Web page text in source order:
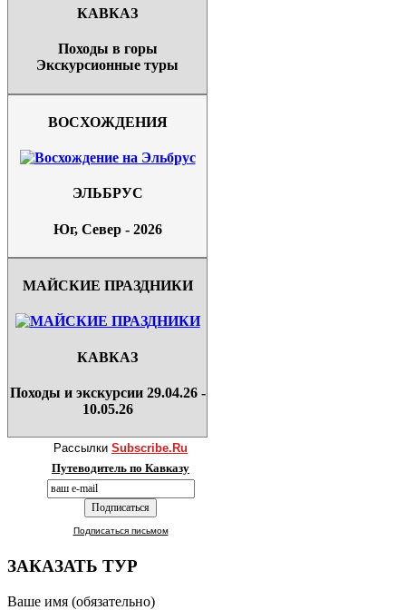
КАВКАЗ
Походы в горы
Экскурсионные туры
ВОСХОЖДЕНИЯ
ЭЛЬБРУС
Юг, Север - 2026
МАЙСКИЕ ПРАЗДНИКИ
КАВКАЗ
Походы и экскурсии 29.04.26 -
10.05.26
Рассылки Subscribe.Ru
Путеводитель по Кавказу
Подписаться письмом
ЗАКАЗАТЬ ТУР
Ваше имя (обязательно)